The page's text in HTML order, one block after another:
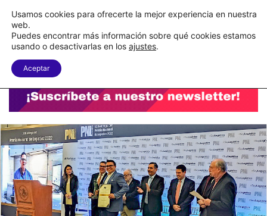
C&A México completa la implementación de su WMS en la nube
Menu
Usamos cookies para ofrecerte la mejor experiencia en nuestra
web.
Puedes encontrar más información sobre qué cookies estamos
usando o desactivarlas en los ajustes.
Aceptar